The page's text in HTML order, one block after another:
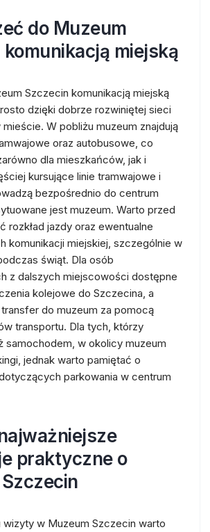
do Muzeum
miejską
Szczecin komunikacją miejską
dzięki dobrze rozwiniętej sieci
W pobliżu muzeum znajdują
oraz autobusowe, co
dla mieszkańców, jak i
kursujące linie tramwajowe i
bezpośrednio do centrum
jest muzeum. Warto przed
rozkład jazdy oraz ewentualne
komunikacji miejskiej, szczególnie w
świąt. Dla osób
z dalszych miejscowości dostępne
kolejowe do Szczecina, a
do muzeum za pomocą
transportu. Dla tych, którzy
samochodem, w okolicy muzeum
jednak warto pamiętać o
parkowania w centrum
praktyczne o
wizyty w Muzeum Szczecin warto